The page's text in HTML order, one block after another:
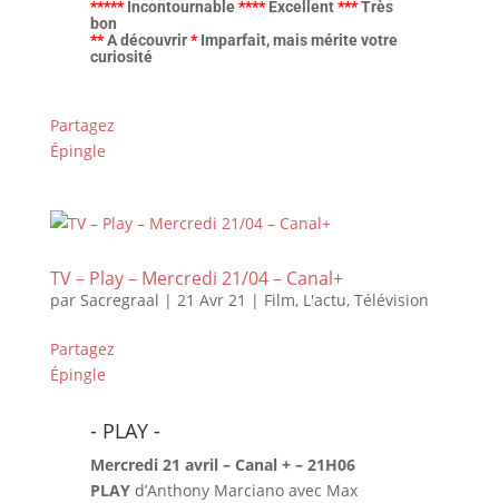
*****Incontournable****Excellent***Très
bon
**A découvrir*Imparfait, mais mérite votre
curiosité
Partagez
Épingle
TV – Play – Mercredi 21/04 – Canal+
par Sacregraal | 21 Avr 21 | Film, L'actu, Télévision
Partagez
Épingle
- PLAY -
Mercredi 21 avril – Canal + – 21H06
PLAYd’Anthony Marciano avec Max